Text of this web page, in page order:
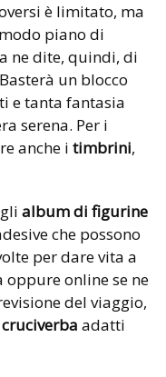
è limitato, ma
piano di
ne dite, quindi, di
un blocco
e tanta fantasia
serena. Per i
anche i timbrini,
album di figurine
che possono
per dare vita a
oppure online se ne
del viaggio,
cruciverba adatti